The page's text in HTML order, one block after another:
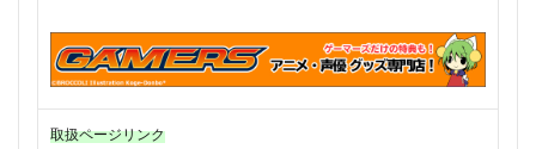
取扱ページリンク